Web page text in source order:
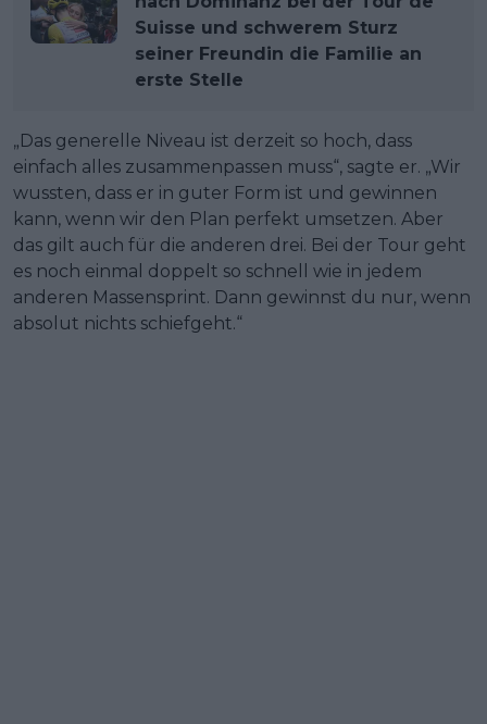
Suisse und schwerem Sturz
seiner Freundin die Familie an
erste Stelle
„Das generelle Niveau ist derzeit so hoch, dass
einfach alles zusammenpassen muss“, sagte er. „Wir
wussten, dass er in guter Form ist und gewinnen
kann, wenn wir den Plan perfekt umsetzen. Aber
das gilt auch für die anderen drei. Bei der Tour geht
es noch einmal doppelt so schnell wie in jedem
anderen Massensprint. Dann gewinnst du nur, wenn
absolut nichts schiefgeht.“